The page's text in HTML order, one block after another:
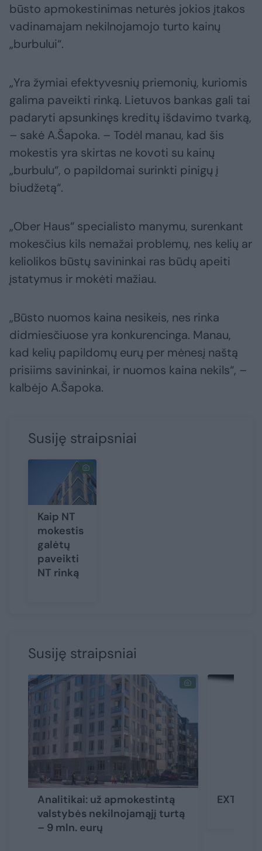
būsto apmokestinimas neturės jokios įtakos
vadinamajam nekilnojamojo turto kainų
„burbului“.
„Yra žymiai efektyvesnių priemonių, kuriomis
galima paveikti rinką. Lietuvos bankas gali tai
padaryti apsunkinęs kreditų išdavimo tvarką,
– sakė A.Šapoka. – Todėl manau, kad šis
mokestis yra skirtas ne kovoti su kainų
„burbulu“, o papildomai surinkti pinigų į
biudžetą“.
„Ober Haus“ specialisto manymu, surenkant
mokesčius kils nemažai problemų, nes kelių ar
keliolikos būstų savininkai ras būdų apeiti
įstatymus ir mokėti mažiau.
„Būsto nuomos kaina nesikeis, nes rinka
didmiesčiuose yra konkurencinga. Manau,
kad kelių papildomų eurų per mėnesį naštą
prisiims savininkai, ir nuomos kaina nekils“, –
kalbėjo A.Šapoka.
Susiję straipsniai
Kaip NT
mokestis
galėtų
paveikti
NT rinką
Susiję straipsniai
Analitikai: už apmokestintą
valstybės nekilnojamąjį turtą
– 9 mln. eurų